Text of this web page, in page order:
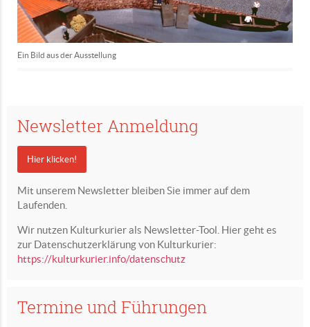
Ein Bild aus der Ausstellung
Newsletter Anmeldung
Hier klicken!
Mit unserem Newsletter bleiben Sie immer auf dem
Laufenden.
Wir nutzen Kulturkurier als Newsletter-Tool. Hier geht es
zur Datenschutzerklärung von Kulturkurier:
https://kulturkurier.info/datenschutz
Termine und Führungen